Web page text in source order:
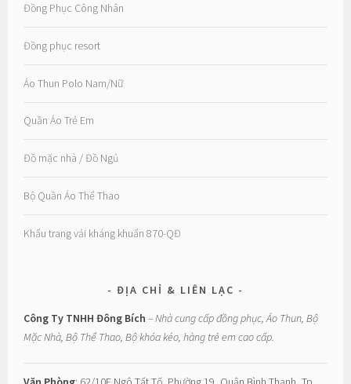
Đồng Phục Công Nhân
Đồng phục resort
Áo Thun Polo Nam/Nữ
Quần Áo Trẻ Em
Đồ mặc nhà / Đồ Ngủ
Bộ Quần Áo Thể Thao
Khẩu trang vải kháng khuẩn 870-QĐ
ĐỊA CHỈ & LIÊN LẠC
Công Ty TNHH Đông Bích – Nhà cung cấp đồng phục, Áo Thun, Bộ
Mặc Nhà, Bộ Thể Thao, Bộ khóa kéo, hàng trẻ em cao cấp.